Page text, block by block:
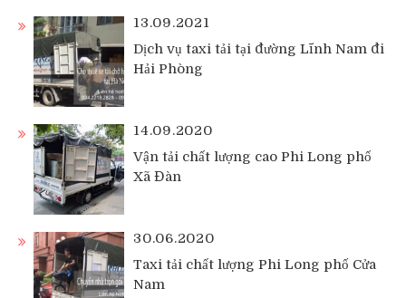
13.09.2021
Dịch vụ taxi tải tại đường Lĩnh Nam đi
Hải Phòng
14.09.2020
Vận tải chất lượng cao Phi Long phố
Xã Đàn
30.06.2020
Taxi tải chất lượng Phi Long phố Cửa
Nam